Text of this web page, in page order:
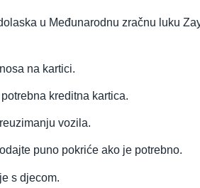
u Međunarodnu zračnu luku
na kartici.
kreditna kartica.
vozila.
puno pokriće ako je potrebno.
s djecom.